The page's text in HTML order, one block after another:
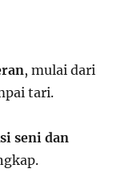
, mulai dari
tari.
seni dan